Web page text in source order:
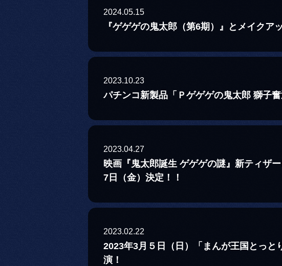
2024.05.15
『ゲゲゲの鬼太郎（第6期）』とメイクア
2023.10.23
パチンコ新製品「Ｐゲゲゲの鬼太郎 獅子
2023.04.27
映画『鬼太郎誕生 ゲゲゲの謎』新ティザ
7日（金）決定！！
2023.02.22
2023年3月５日（日）「まんが王国とっと
演！